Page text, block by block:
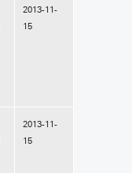
2013-11-
15
2013-11-
15